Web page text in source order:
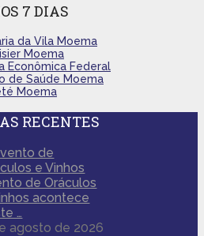
7 DIAS
da Vila Moema
Moema
Econômica Federal
de Saúde Moema
Moema
RECENTES
de Oráculos
acontece
…
agosto de 2026